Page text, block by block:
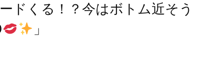
ドくる！？今はボトム近そう
」